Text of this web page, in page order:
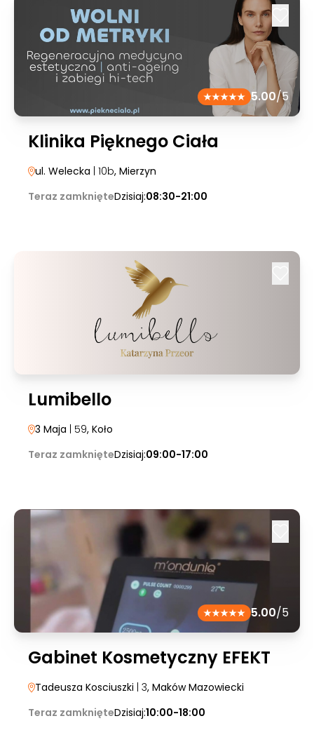
5.00/5
Klinika Pięknego Ciała
ul. Welecka | 10b, Mierzyn
Teraz zamknięteDzisiaj:08:30-21:00
Lumibello
3 Maja | 59, Koło
Teraz zamknięteDzisiaj:09:00-17:00
5.00/5
Gabinet Kosmetyczny EFEKT
Tadeusza Kosciuszki | 3, Maków Mazowiecki
Teraz zamknięteDzisiaj:10:00-18:00